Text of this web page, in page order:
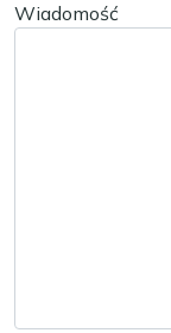
Wiadomość